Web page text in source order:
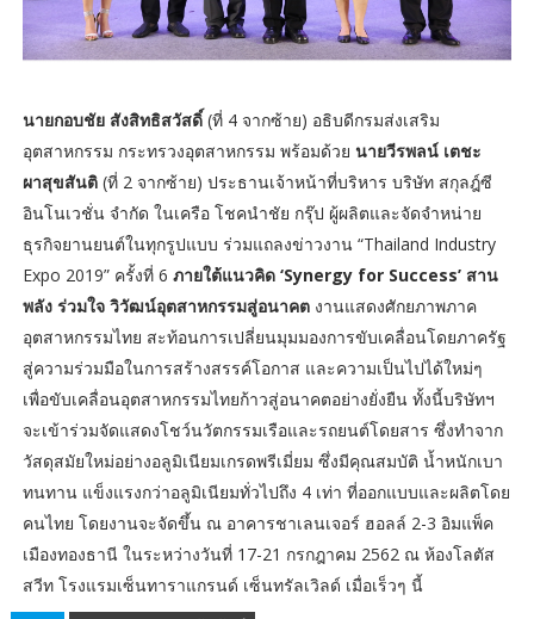
นายกอบชัย สังสิทธิสวัสดิ์ (ที่ 4 จากซ้าย) อธิบดีกรมส่งเสริม
อุตสาหกรรม กระทรวงอุตสาหกรรม พร้อมด้วย นายวีรพลน์ เตชะ
ผาสุขสันติ(ที่ 2 จากซ้าย) ประธานเจ้าหน้าที่บริหาร บริษัท สกุลฎ์ซี
อินโนเวชั่น จำกัด ในเครือ โชคนำชัย กรุ๊ป ผู้ผลิตและจัดจำหน่าย
ธุรกิจยานยนต์ในทุกรูปแบบ ร่วมแถลงข่าวงาน “Thailand Industry
Expo 2019” ครั้งที่ 6 ภายใต้แนวคิด ‘Synergy for Success’ สาน
พลัง ร่วมใจ วิวัฒน์อุตสาหกรรมสู่อนาคต งานแสดงศักยภาพภาค
อุตสาหกรรมไทย สะท้อนการเปลี่ยนมุมมองการขับเคลื่อนโดยภาครัฐ
สู่ความร่วมมือในการสร้างสรรค์โอกาส และความเป็นไปได้ใหม่ๆ
เพื่อขับเคลื่อนอุตสาหกรรมไทยก้าวสู่อนาคตอย่างยั่งยืน ทั้งนี้บริษัทฯ
จะเข้าร่วมจัดแสดงโชว์นวัตกรรมเรือและรถยนต์โดยสาร ซึ่งทำจาก
วัสดุสมัยใหม่อย่างอลูมิเนียมเกรดพรีเมี่ยม ซึ่งมีคุณสมบัติ น้ำหนักเบา
ทนทาน แข็งแรงกว่าอลูมิเนียมทั่วไปถึง 4 เท่า ที่ออกแบบและผลิตโดย
คนไทย โดยงานจะจัดขึ้น ณ อาคารชาเลนเจอร์ ฮอลล์ 2-3 อิมแพ็ค
เมืองทองธานี ในระหว่างวันที่ 17-21 กรกฎาคม 2562 ณ ห้องโลตัส
สวีท โรงแรมเซ็นทาราแกรนด์ เซ็นทรัลเวิลด์ เมื่อเร็วๆ นี้